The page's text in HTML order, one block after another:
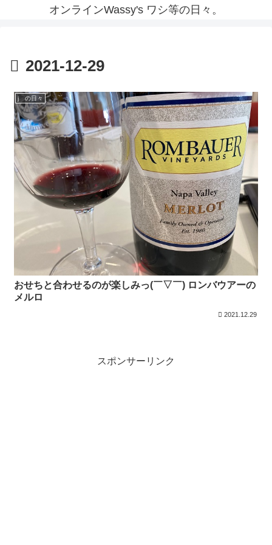
オンラインWassy's ワシ等の日々。
2021-12-29
j の日々
おせちと合わせるのが楽しみっ(￣▽￣) ロンバウアーの
メルロ
2021.12.29
スポンサーリンク